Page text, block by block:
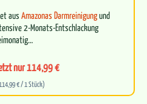
aus Amazonas Darmreinigungund
2-Monats-Entschlackung
nur 114,99 €
€ / 1 Stück)